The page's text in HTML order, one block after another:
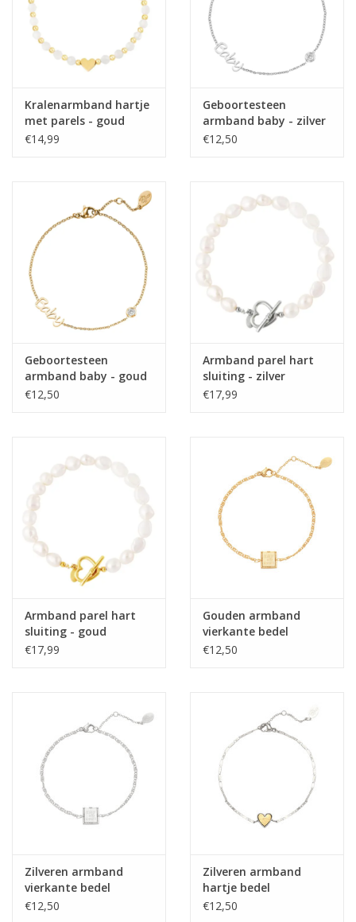
Kralenarmband hartje
met parels - goud
€14,99
Geboortesteen
armband baby - zilver
€12,50
Geboortesteen
armband baby - goud
€12,50
Armband parel hart
sluiting - zilver
€17,99
Armband parel hart
sluiting - goud
€17,99
Gouden armband
vierkante bedel
€12,50
Zilveren armband
vierkante bedel
€12,50
Zilveren armband
hartje bedel
€12,50